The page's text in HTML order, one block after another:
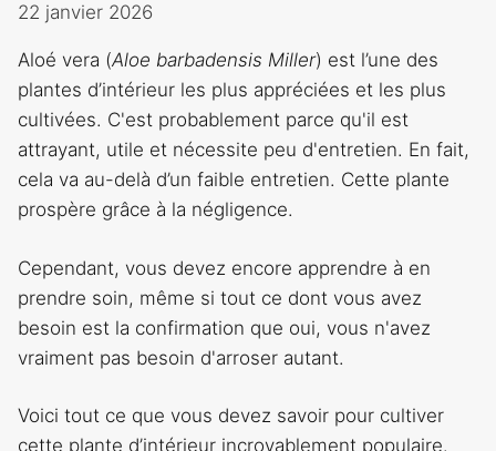
22 janvier 2026
Aloé vera (Aloe barbadensis Miller) est l’une des
plantes d’intérieur les plus appréciées et les plus
cultivées. C'est probablement parce qu'il est
attrayant, utile et nécessite peu d'entretien. En fait,
cela va au-delà d’un faible entretien. Cette plante
prospère grâce à la négligence.
Cependant, vous devez encore apprendre à en
prendre soin, même si tout ce dont vous avez
besoin est la confirmation que oui, vous n'avez
vraiment pas besoin d'arroser autant.
Voici tout ce que vous devez savoir pour cultiver
cette plante d’intérieur incroyablement populaire.